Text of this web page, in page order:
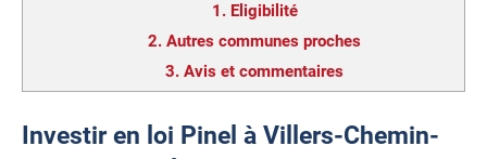
1. Eligibilité
2. Autres communes proches
3. Avis et commentaires
Investir en loi Pinel à Villers-Chemin-